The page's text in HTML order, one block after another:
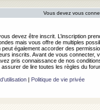
Vous devez vous
devez être inscrit. L’inscription
mais vous offre de multiples
peut également accorder des
inscrits. Avant de vous connecter,
pris connaissance de nos
assurer de lire toutes les règles du
| Politique de vie privée